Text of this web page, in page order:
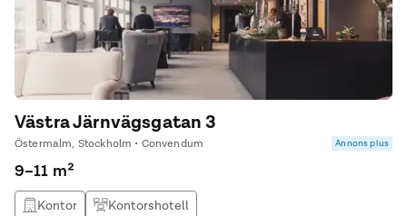
Västra Järnvägsgatan 3
Östermalm, Stockholm • Convendum Annons plus
9–11 m²
Kontor Kontorshotell